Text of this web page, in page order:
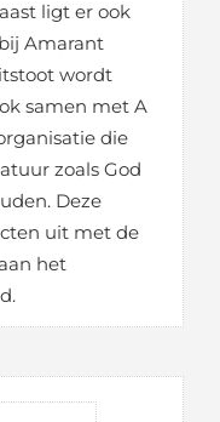
ligt er ook
Amarant
wordt
samen met A
die
zoals God
Deze
uit met de
het